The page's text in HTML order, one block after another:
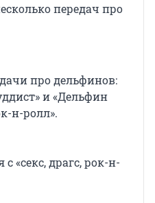
передач про
про дельфинов:
и «Дельфин
н-ролл».
«секс, драгс, рок-н-